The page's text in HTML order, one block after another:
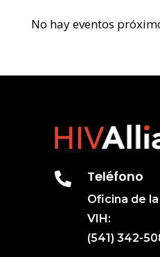
No hay eventos
 Teléfono
Oficina de
VIH:
(541) 342-